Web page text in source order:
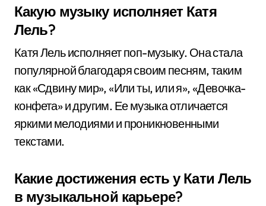
Какую музыку исполняет Катя
Лель?
Катя Лель исполняет поп-музыку. Она стала
популярной благодаря своим песням, таким
как «Сдвину мир», «Или ты, или я», «Девочка-
конфета» и другим. Ее музыка отличается
яркими мелодиями и проникновенными
текстами.
Какие достижения есть у Кати Лель
в музыкальной карьере?